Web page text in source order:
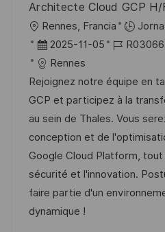
b
l
i
c
a
c
i
ó
n
o
Architecte Cloud GCP H/
U
b
c
a
c
i
ó
n
Rennes, Francia
F
e
c
h
a
d
e
p
u
b
2025-11-05
I
d
e
e
m
p
l
e
Rennes
Rejoignez notre équipe en
GCP et participez à la
au sein de Thales. Vous
conception et de
Google Cloud Platform, tout
sécurité et l'innovation.
faire partie d'un
dynamique !